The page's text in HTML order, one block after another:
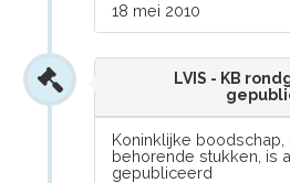
18 mei 2010
LVIS - KB
Koninklijke boodschap,
behorende stukken, is
gepubliceerd